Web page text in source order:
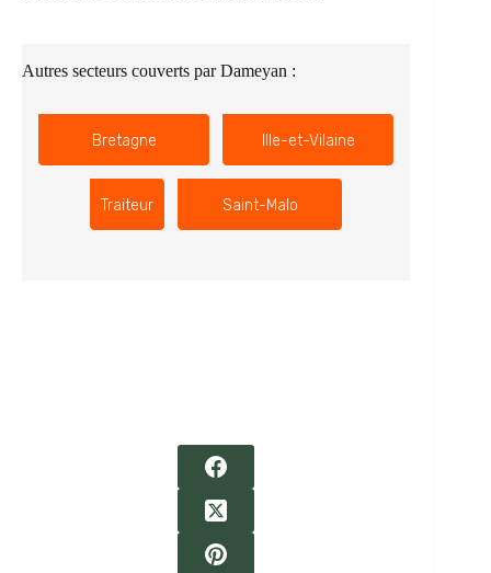
Autres secteurs couverts par Dameyan :
Bretagne Ille-et-Vilaine
Traiteur Saint-Malo